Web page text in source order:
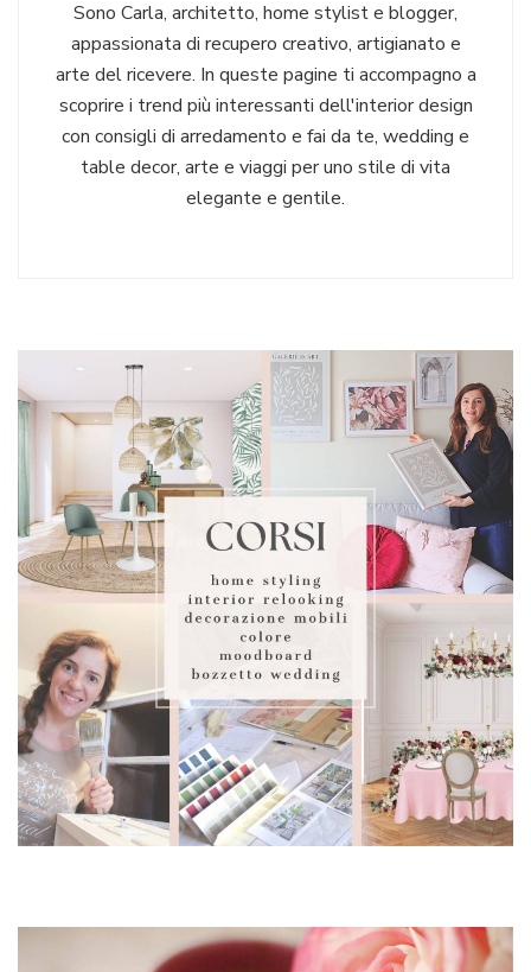
Sono Carla, architetto, home stylist e blogger,
appassionata di recupero creativo, artigianato e
arte del ricevere. In queste pagine ti accompagno a
scoprire i trend più interessanti dell'interior design
con consigli di arredamento e fai da te, wedding e
table decor, arte e viaggi per uno stile di vita
elegante e gentile.